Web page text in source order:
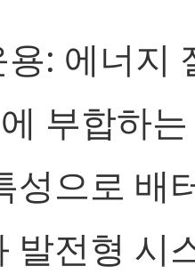
: 에너지
부합하
성으로 배
발전형 시